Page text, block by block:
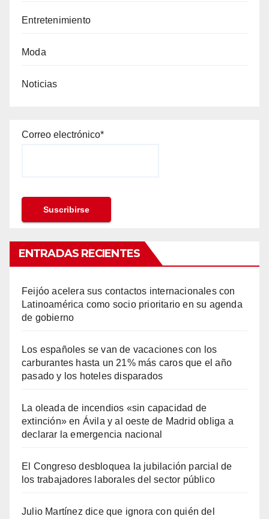
Entretenimiento
Moda
Noticias
Correo electrónico*
ENTRADAS RECIENTES
Feijóo acelera sus contactos internacionales con
Latinoamérica como socio prioritario en su agenda
de gobierno
Los españoles se van de vacaciones con los
carburantes hasta un 21% más caros que el año
pasado y los hoteles disparados
La oleada de incendios «sin capacidad de
extinción» en Ávila y al oeste de Madrid obliga a
declarar la emergencia nacional
El Congreso desbloquea la jubilación parcial de
los trabajadores laborales del sector público
Julio Martínez dice que ignora con quién del